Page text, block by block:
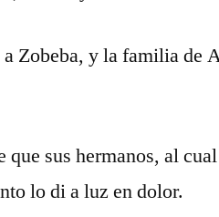
Zobeba, y la familia de
que sus hermanos, al
lo di a luz en dolor.